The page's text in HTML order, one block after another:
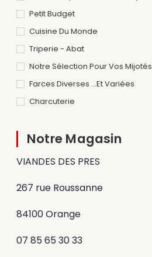
Petit Budget
Cuisine Du Monde
Triperie - Abat
Notre Sélection Pour Vos Mijotés
Farces Diverses ...et Variées
Charcuterie
Notre Magasin
VIANDES DES PRES
267 rue Roussanne
84100 Orange
07 85 65 30 33